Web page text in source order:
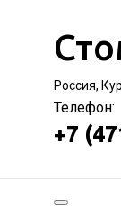
Россия,
Телефон:
+7